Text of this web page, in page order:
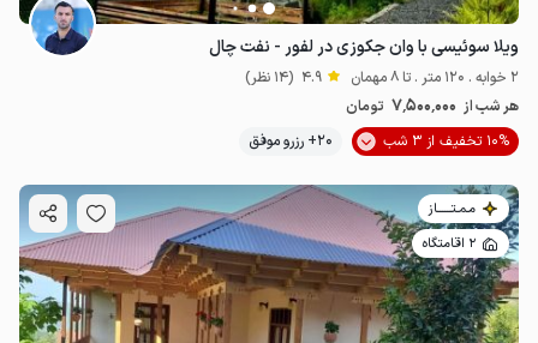
ویلا سوئیسی با وان جکوزی در لفور - نفت چال
2 خوابه . 120 متر . تا 8 مهمان 4.9 (14 نظر)
هر شب از 7٬500٬000 تومان
10% تخفیف از 3 شب
20+ رزرو موفق
مـمـتــــــاز
2 اقامتگاه